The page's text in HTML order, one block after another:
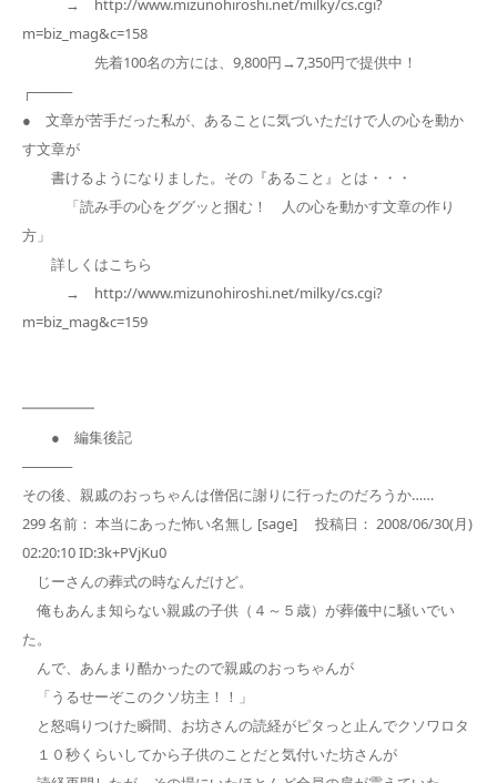
m=biz_mag&c=158
先着100名の方には、9,800円→7,350円で提供中！
┌────
● 文章が苦手だった私が、あることに気づいただけで人の心を動か
す文章が
書けるようになりました。その『あること』とは・・・
「読み手の心をググッと掴む！ 人の心を動かす文章の作り
方」
詳しくはこちら
→ http://www.mizunohiroshi.net/milky/cs.cgi?
m=biz_mag&c=159
━━━━━
● 編集後記
─────
その後、親戚のおっちゃんは僧侶に謝りに行ったのだろうか……
299 名前： 本当にあった怖い名無し [sage] 投稿日： 2008/06/30(月)
02:20:10 ID:3k+PVjKu0
じーさんの葬式の時なんだけど。
俺もあんま知らない親戚の子供（４～５歳）が葬儀中に騒いでい
た。
んで、あんまり酷かったので親戚のおっちゃんが
「うるせーぞこのクソ坊主！！」
と怒鳴りつけた瞬間、お坊さんの読経がピタっと止んでクソワロタ
１０秒くらいしてから子供のことだと気付いた坊さんが